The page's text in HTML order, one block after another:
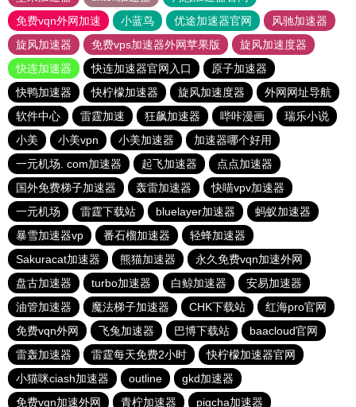
免费vqn外网加速
小蓝鸟 优途加速器官网
风驰加速器
旋风加速器
免费vps加速器外网苹果版
旋风加速度器
快连加速器
快连加速器官网入口
原子加速器
快鸭加速器
快柠檬加速器 旋风加速度器
外网网址导航
软件中心
雷霆加速 狂飙加速器 哔咔漫画
瑞乐小说
小美
小美vpn 小美加速器
加速器哪个好用
一元机场. com加速器
起飞加速器
点点加速器
国外免费梯子加速器
轰雷加速器
快喵vpv加速器
一元机场
雷霆下载站 bluelayer加速器
蚂蚁加速器
暴雪加速器vp
番石榴加速器
轻蜂加速器
Sakuracat加速器
熊猫加速器
永久免费vqn加速外网
盘古加速器
turbo加速器 白鲸加速器
安易加速器
油管加速器
魔法梯子加速器 CHK下载站
红海pro官网
免费vqn外网
飞兔加速器 巴博下载站
baacloud官网
雷轰加速器
雷霆每天免费2小时
快柠檬加速器官网
小猫咪ciash加速器
outline
gkd加速器
免费vqn加速外网
青柠加速器 pigcha加速器